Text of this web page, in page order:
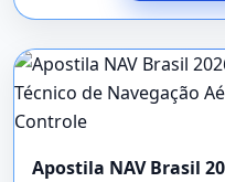
Apostila NAV Brasil